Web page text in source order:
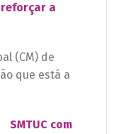
a
(CM) de
que está a
SMTUC com